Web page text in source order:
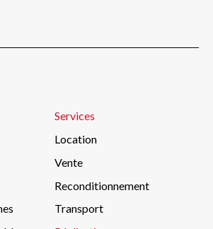
Services
Location
Vente
Reconditionnement
Transport